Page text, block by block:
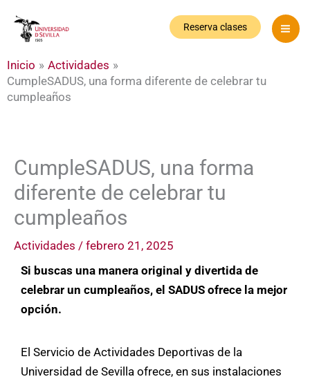
Reserva clases
Inicio
Actividades
CumpleSADUS, una forma diferente de celebrar tu
cumpleaños
CumpleSADUS, una forma
diferente de celebrar tu
cumpleaños
Actividades / febrero 21, 2025
Si buscas una manera original y divertida de
celebrar un cumpleaños, el SADUS ofrece la mejor
opción.
El Servicio de Actividades Deportivas de la
Universidad de Sevilla ofrece, en sus instalaciones